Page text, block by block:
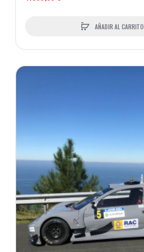
AÑADIR AL CARRITO